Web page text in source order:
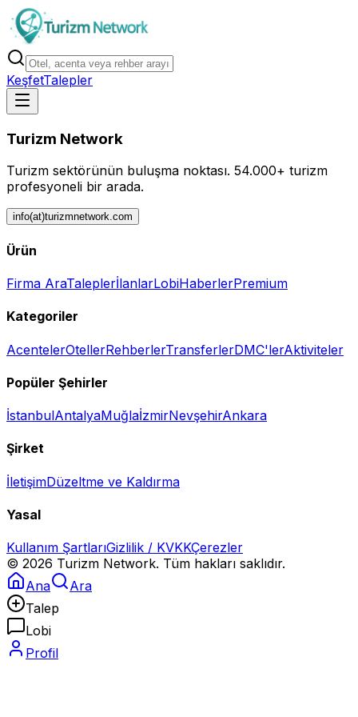
KeşfetTalepler
Turizm Network
Turizm sektörünün buluşma noktası. 54.000+ turizm
profesyoneli bir arada.
info(at)turizmnetwork.com
Ürün
Firma AraTaleplerİlanlarLobiHaberlerPremium
Kategoriler
AcentelerOtellerRehberlerTransferlerDMC'lerAktiviteler
Popüler Şehirler
İstanbulAntalyaMuğlaİzmirNevşehirAnkara
Şirket
İletişimDüzeltme ve Kaldırma
Yasal
Kullanım ŞartlarıGizlilik / KVKKÇerezler
© 2026 Turizm Network. Tüm hakları saklıdır.
Ana
Ara
Talep
Lobi
Profil